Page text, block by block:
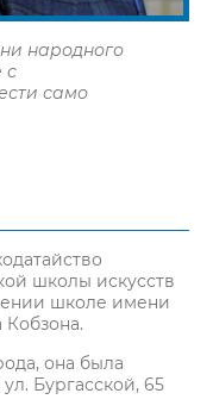
народного
с
само
школы искусств
школе имени
она была
Бургасской, 65